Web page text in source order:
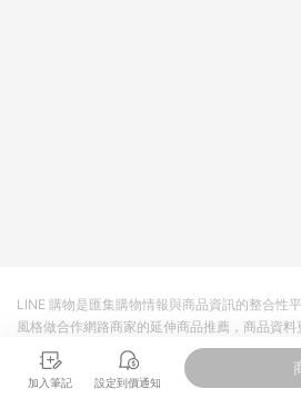
加入筆記 設定到價通知
LINE 購物是匯集購物情報與商品資訊的整合性
風格做合作網路商家的延伸商品推薦，商品資
商品至各合作網路商家，確認現售價與購物條
準。